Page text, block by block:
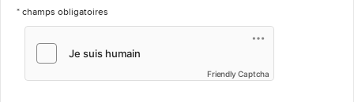
* champs obligatoires
Friendly Captcha